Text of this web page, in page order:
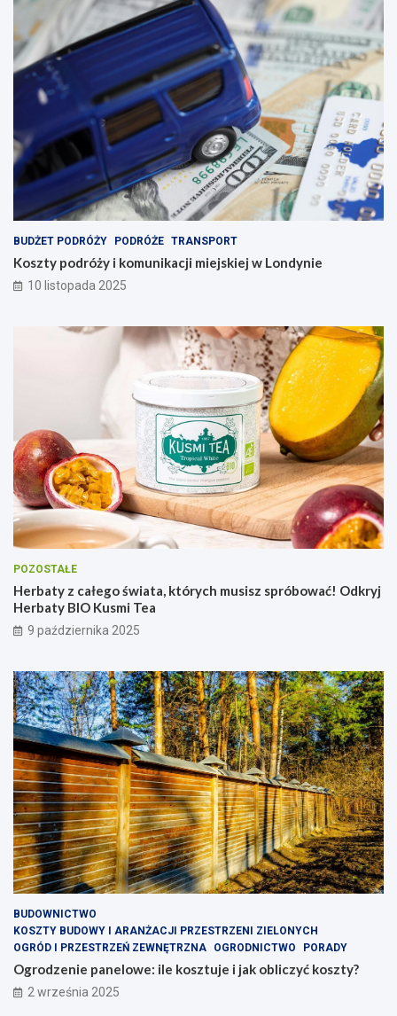
BUDŻET PODRÓŻY PODRÓŻE TRANSPORT
Koszty podróży i komunikacji miejskiej w Londynie
10 listopada 2025
POZOSTAŁE
Herbaty z całego świata, których musisz spróbować! Odkryj
Herbaty BIO Kusmi Tea
9 października 2025
BUDOWNICTWO
KOSZTY BUDOWY I ARANŻACJI PRZESTRZENI ZIELONYCH
OGRÓD I PRZESTRZEŃ ZEWNĘTRZNA
OGRODNICTWO PORADY
Ogrodzenie panelowe: ile kosztuje i jak obliczyć koszty?
2 września 2025